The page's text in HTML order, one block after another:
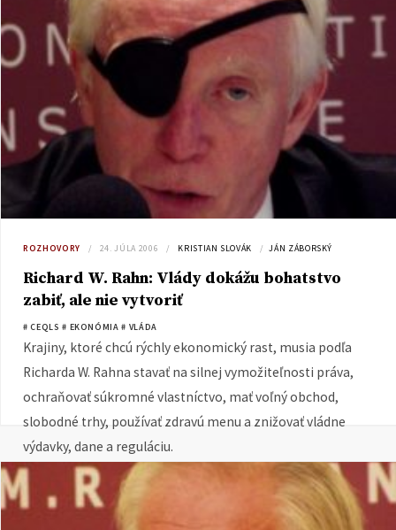
ROZHOVORY 24. JÚLA 2006 KRISTIAN SLOVÁK JÁN ZÁBORSKÝ
Richard W. Rahn: Vlády dokážu bohatstvo
zabiť, ale nie vytvoriť
# CEQLS # EKONÓMIA # VLÁDA
Krajiny, ktoré chcú rýchly ekonomický rast, musia podľa
Richarda W. Rahna stavať na silnej vymožiteľnosti práva,
ochraňovať súkromné vlastníctvo, mať voľný obchod,
slobodné trhy, používať zdravú menu a znižovať vládne
výdavky, dane a reguláciu.